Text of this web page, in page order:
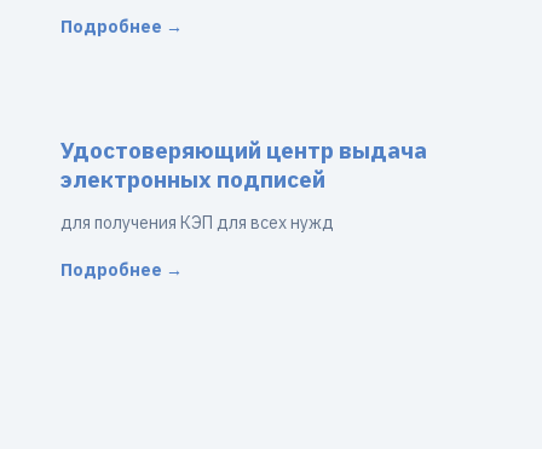
Подробнее →
Удостоверяющий центр выдача
электронных подписей
для получения КЭП для всех нужд
Подробнее →